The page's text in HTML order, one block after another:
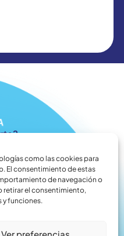
como las cookies para
El consentimiento de estas
de navegación o
retirar el consentimiento,
y funciones.
Ver preferencias